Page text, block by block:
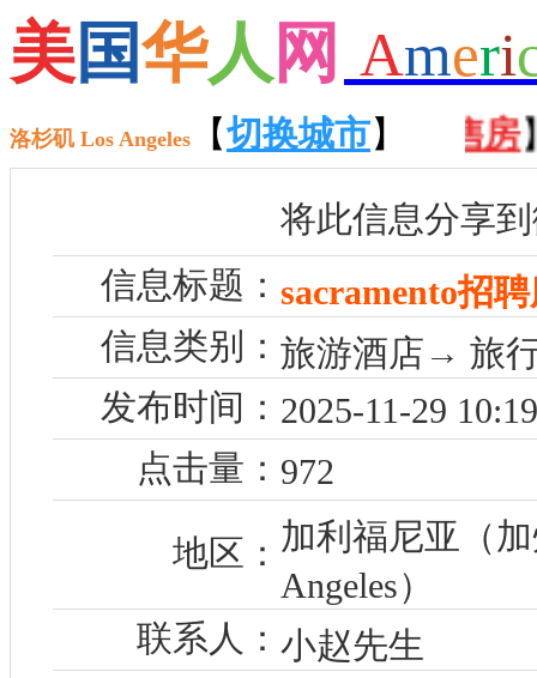
美国华人 网 Ameri
洛杉矶 Los Angeles 【切换城市】
【招聘】 【租房】 【 售房
将此信息分享
信息标题： sacramento招
信息类别： 旅游酒店→ 旅
发布时间： 2025-11-29
点击量： 972
地区： 加利福尼亚（
Angeles）
联系人： 小赵先生